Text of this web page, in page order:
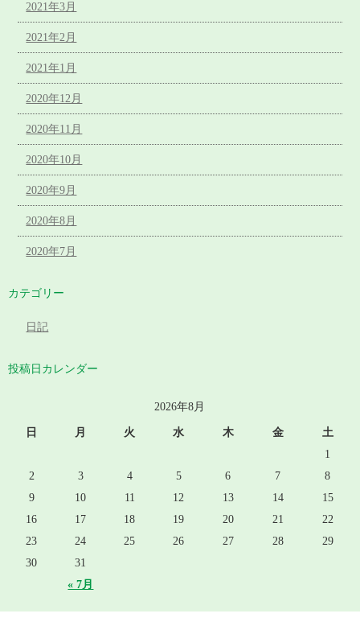
2021年3月
2021年2月
2021年1月
2020年12月
2020年11月
2020年10月
2020年9月
2020年8月
2020年7月
カテゴリー
日記
投稿日カレンダー
2026年8月
日 月 火 水 木 金 土
« 7月
1
2
3 4 5 6 7
8
9
10 11 12 13 14
15
16
17 18 19 20 21
22
23
24 25 26 27 28
29
30
31